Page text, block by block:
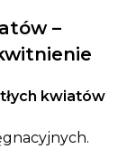
–
kwiatów